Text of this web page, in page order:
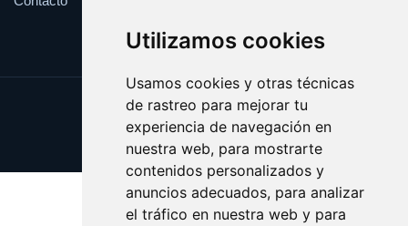
Utilizamos cookies
Usamos cookies y otras técnicas
de rastreo para mejorar tu
experiencia de navegación en
nuestra web, para mostrarte
contenidos personalizados y
anuncios adecuados, para analizar
el tráfico en nuestra web y para
Update cookies preferences
Copyright © 2025 cronometro.es